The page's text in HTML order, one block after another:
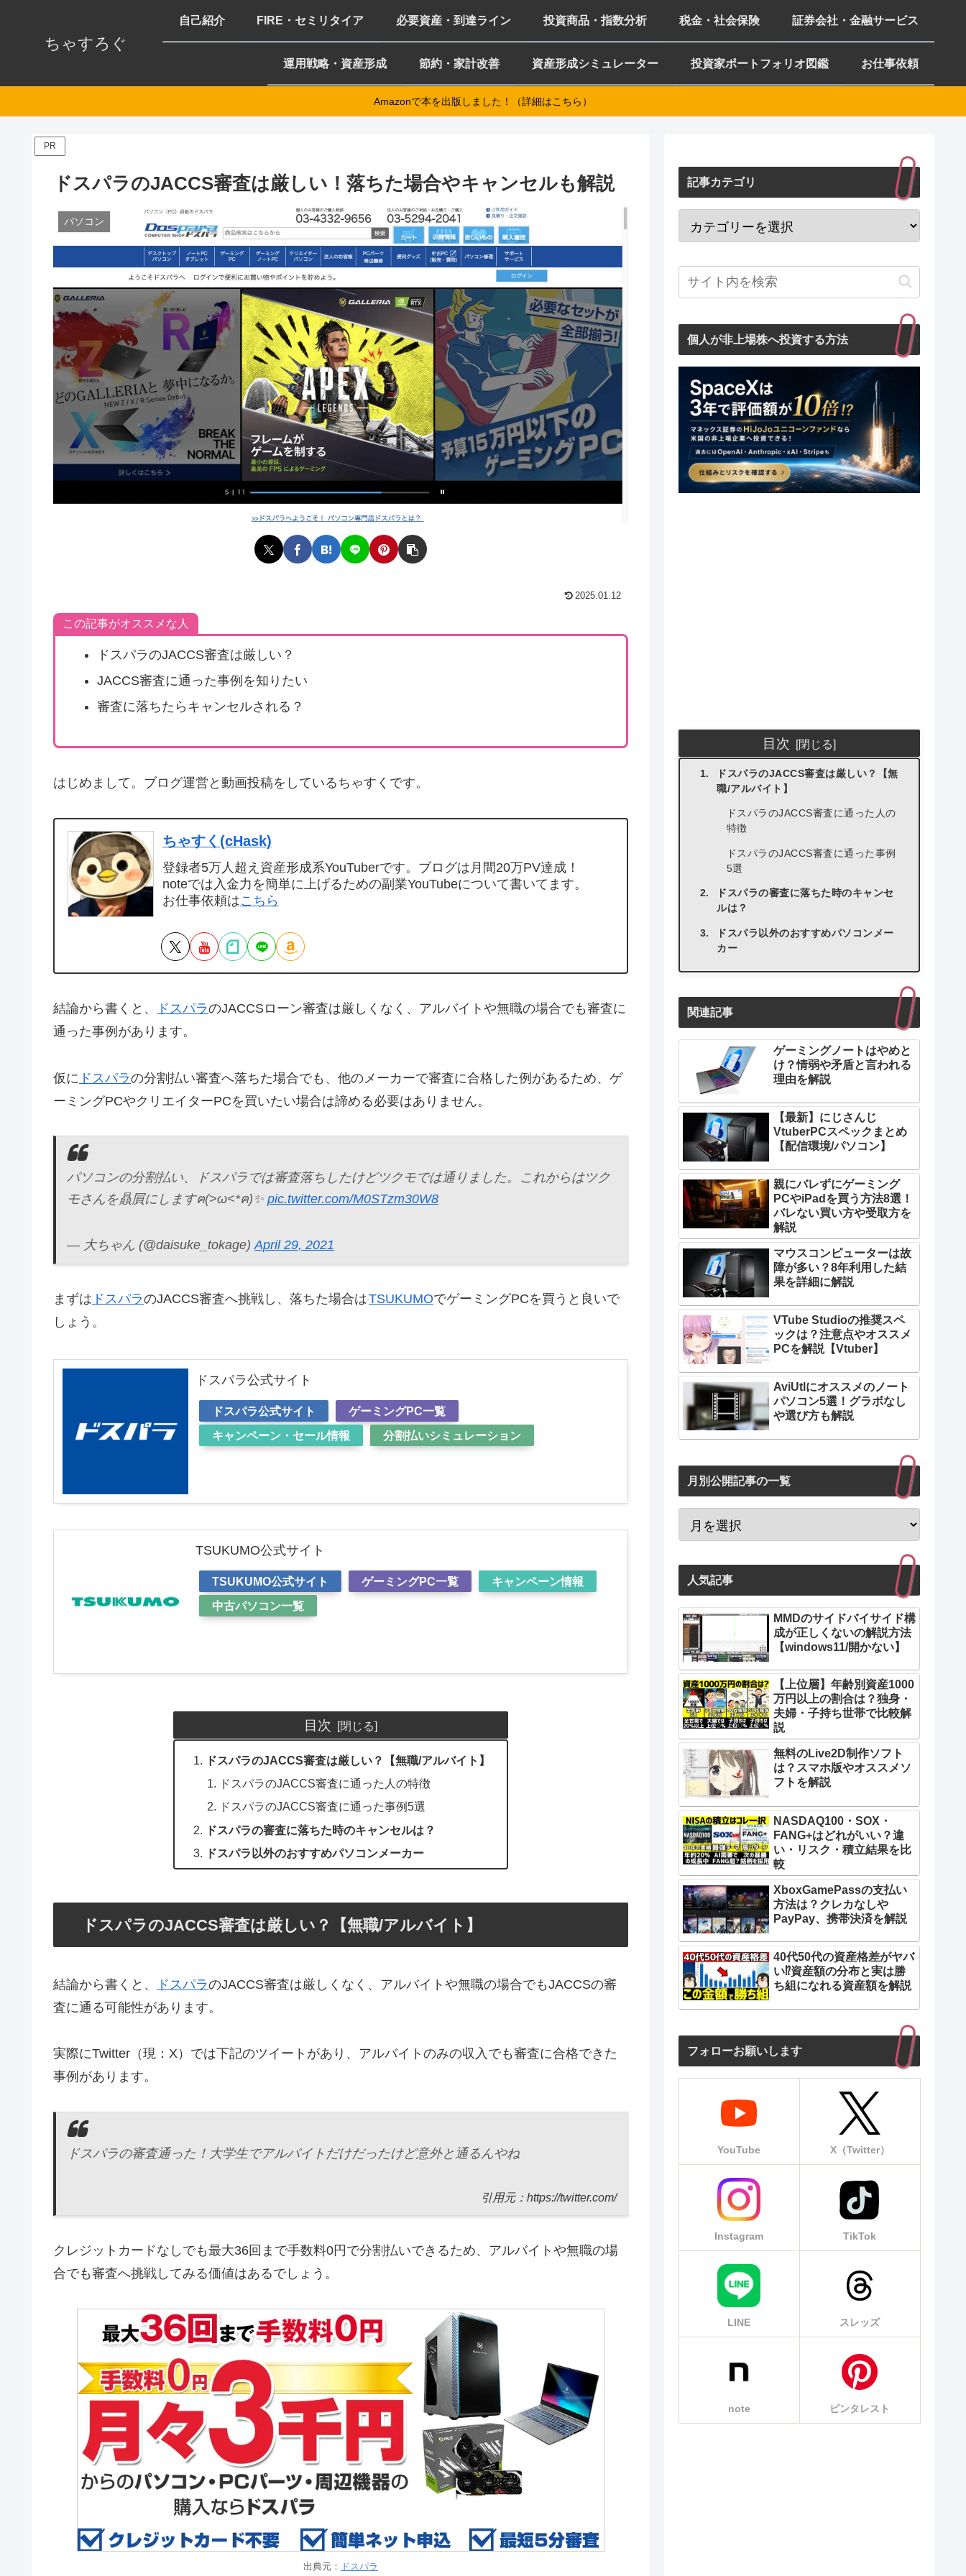
ちゃすろぐ
自己紹介 FIRE・セミリタイア 必要資産・到達ライン 投資商品・指数分析 税金・社会保険 証券会社・金融サービス
運用戦略・資産形成 節約・家計改善 資産形成シミュレーター 投資家ポートフォリオ図鑑 お仕事依頼
Amazonで本を出版しました！（詳細はこちら）
PR
ドスパラのJACCS審査は厳しい！落ちた場合やキャンセルも解説
パソコン
2025.01.12
この記事がオススメな人
ドスパラのJACCS審査は厳しい？
JACCS審査に通った事例を知りたい
審査に落ちたらキャンセルされる？
はじめまして。ブログ運営と動画投稿をしているちゃすくです。
ちゃすく(cHask)
登録者5万人超え資産形成系YouTuberです。ブログは月間20万PV達成！
noteでは入金力を簡単に上げるための副業YouTubeについて書いてます。
お仕事依頼はこちら
結論から書くと、 ドスパラのJACCSローン審査は厳しくなく、アルバイトや無職の場合でも審査に
通った事例があります。
仮に ドスパラの分割払い審査へ落ちた場合でも、他のメーカーで審査に合格した例があるため、ゲ
ーミングPCやクリエイターPCを買いたい場合は諦める必要はありません。
パソコンの分割払い、ドスパラでは審査落ちしたけどツクモでは通りました。これからはツク
モさんを贔屓にしますฅ(>ω<*ฅ)✨ pic.twitter.com/M0STzm30W8
— 大ちゃん (@daisuke_tokage) April 29, 2021
まずは ドスパラのJACCS審査へ挑戦し、落ちた場合はTSUKUMOでゲーミングPCを買うと良いで
しょう。
ドスパラ公式サイト
ドスパラ公式サイト
ゲーミングPC一覧
キャンペーン・セール情報
分割払いシミュレーション
TSUKUMO公式サイト
TSUKUMO公式サイト ゲーミングPC一覧
キャンペーン情報
中古パソコン一覧
目次
ドスパラのJACCS審査は厳しい？【無職/アルバイト】
ドスパラのJACCS審査に通った人の特徴
ドスパラのJACCS審査に通った事例5選
ドスパラの審査に落ちた時のキャンセルは？
ドスパラ以外のおすすめパソコンメーカー
ドスパラのJACCS審査は厳しい？【無職/アルバイト】
結論から書くと、 ドスパラのJACCS審査は厳しくなく、アルバイトや無職の場合でもJACCSの審
査に通る可能性があります。
実際にTwitter（現：X）では下記のツイートがあり、アルバイトのみの収入でも審査に合格できた
事例があります。
ドスパラの審査通った！大学生でアルバイトだけだったけど意外と通るんやね
引用元：https://twitter.com/
クレジットカードなしでも最大36回まで手数料0円で分割払いできるため、アルバイトや無職の場
合でも審査へ挑戦してみる価値はあるでしょう。
出典元： ドスパラ
記事カテゴリ
個人が非上場株へ投資する方法
目次
ドスパラのJACCS審査は厳しい？【無
職/アルバイト】
ドスパラのJACCS審査に通った人の
特徴
ドスパラのJACCS審査に通った事例
5選
ドスパラの審査に落ちた時のキャンセ
ルは？
ドスパラ以外のおすすめパソコンメー
カー
関連記事
ゲーミングノートはやめと
け？情弱や矛盾と言われる
理由を解説
【最新】にじさんじ
VtuberPCスペックまとめ
【配信環境/パソコン】
親にバレずにゲーミング
PCやiPadを買う方法8選！
バレない買い方や受取方を
解説
マウスコンピューターは故
障が多い？8年利用した結
果を詳細に解説
VTube Studioの推奨スペ
ックは？注意点やオススメ
PCを解説【Vtuber】
AviUtlにオススメのノート
パソコン5選！グラボなし
や選び方も解説
月別公開記事の一覧
人気記事
MMDのサイドバイサイド構
成が正しくないの解説方法
【windows11/開かない】
【上位層】年齢別資産1000
万円以上の割合は？独身・
夫婦・子持ち世帯で比較解
説
無料のLive2D制作ソフト
は？スマホ版やオススメソ
フトを解説
NASDAQ100・SOX・
FANG+はどれがいい？違
い・リスク・積立結果を比
較
XboxGamePassの支払い
方法は？クレカなしや
PayPay、携帯決済を解説
40代50代の資産格差がヤバ
い⁉︎資産額の分布と実は勝
ち組になれる資産額を解説
フォローお願いします
YouTube X（Twitter）
Instagram TikTok
LINE スレッズ
note ピンタレスト